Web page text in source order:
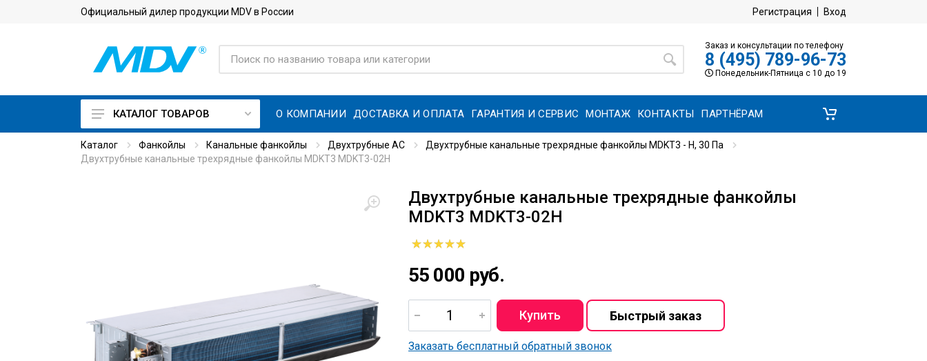
Официальный дилер продукции MDV в России Регистрация Вход
Заказ и консультации по телефону
8 (495) 789-96-73
Понедельник-Пятница с 10 до 19
On Off кондиционеры
Мульти сплит-системы
Полупромышленные сплит-
системы
КАТАЛОГ ТОВАРОВ О КОМПАНИИ ДОСТАВКА И ОПЛАТА ГАРАНТИЯ И СЕРВИС МОНТАЖ КОНТАКТЫ ПАРТНЁРАМ
Каталог Фанкойлы Канальные фанкойлы Двухтрубные AC
Двухтрубные канальные трехрядные фанкойлы MDKT3 - H, 30 Па
Двухтрубные канальные трехрядные фанкойлы MDKT3 MDKT3-02H
Двухтрубные канальные трехрядные фанкойлы
MDKT3 MDKT3-02H
55 000 руб.
Заказать бесплатный обратный звонок